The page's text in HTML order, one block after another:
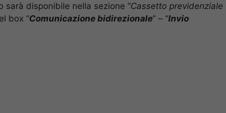
sarà disponibile nella sezione “Cassetto previdenziale
box “Comunicazione bidirezionale” – “Invio